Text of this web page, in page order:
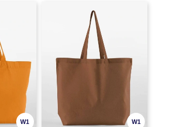
W1 W1